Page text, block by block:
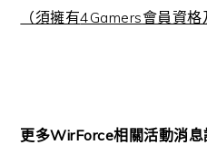
（須擁有4Gamers會員資格
更多WirForce相關活動消